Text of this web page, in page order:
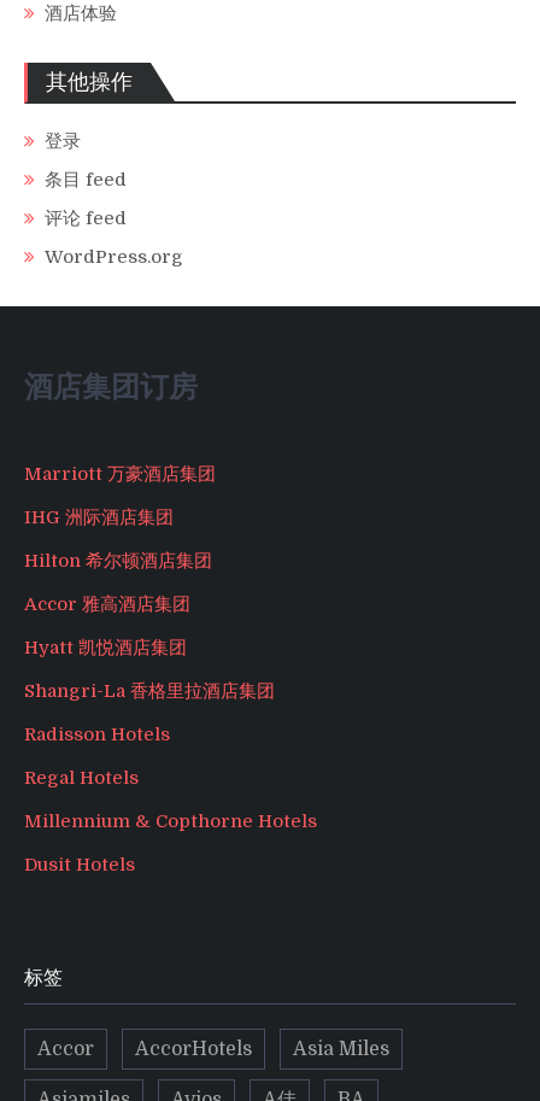
酒店体验
其他操作
登录
条目 feed
评论 feed
WordPress.org
酒店集团订房
Marriott 万豪酒店集团
IHG 洲际酒店集团
Hilton 希尔顿酒店集团
Accor 雅高酒店集团
Hyatt 凯悦酒店集团
Shangri-La 香格里拉酒店集团
Radisson Hotels
Regal Hotels
Millennium & Copthorne Hotels
Dusit Hotels
标签
Accor AccorHotels Asia Miles